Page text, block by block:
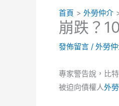
首頁 外勞仲介
崩跌？
發佈留言 / 外勞
專家警告說，比
被迫向債權人外